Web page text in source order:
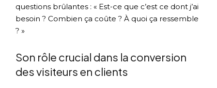
questions brûlantes : « Est-ce que c’est ce dont j’ai
besoin ? Combien ça coûte ? À quoi ça ressemble
? »
Son rôle crucial dans la conversion
des visiteurs en clients